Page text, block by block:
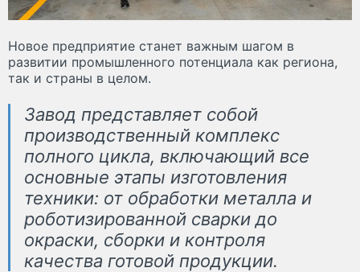
Новое предприятие станет важным шагом в
развитии промышленного потенциала как региона,
так и страны в целом.
Завод представляет собой
производственный комплекс
полного цикла, включающий все
основные этапы изготовления
техники: от обработки металла и
роботизированной сварки до
окраски, сборки и контроля
качества готовой продукции.